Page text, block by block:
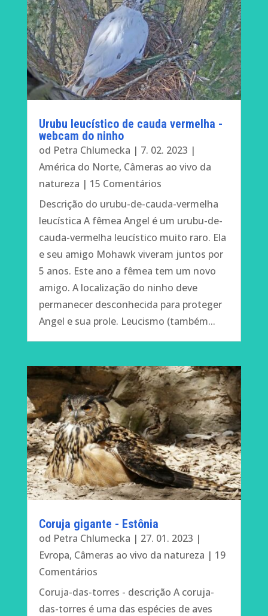
Urubu leucístico de cauda vermelha -
webcam do ninho
od Petra Chlumecka | 7. 02. 2023 |
América do Norte, Câmeras ao vivo da
natureza | 15 Comentários
Descrição do urubu-de-cauda-vermelha
leucística A fêmea Angel é um urubu-de-
cauda-vermelha leucístico muito raro. Ela
e seu amigo Mohawk viveram juntos por
5 anos. Este ano a fêmea tem um novo
amigo. A localização do ninho deve
permanecer desconhecida para proteger
Angel e sua prole. Leucismo (também...
Coruja gigante - Estônia
od Petra Chlumecka | 27. 01. 2023 |
Evropa, Câmeras ao vivo da natureza | 19
Comentários
Coruja-das-torres - descrição A coruja-
das-torres é uma das espécies de aves